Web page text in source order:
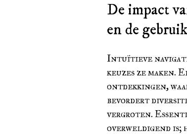
De impact
en de
Intuïtieve
keuzes ze maken.
ontdekkingen,
bevordert
vergroten.
overweldigend is;